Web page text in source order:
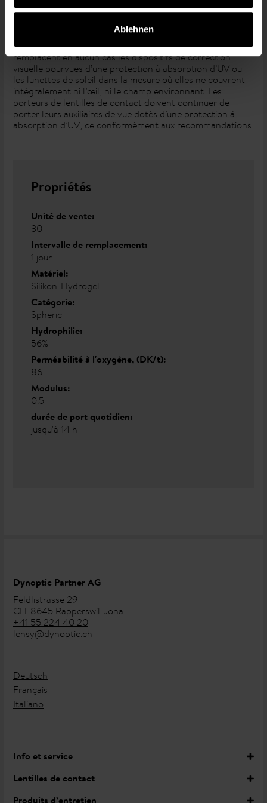
Ablehnen
* Attention : Les lentilles de contact à absorption UV ne
remplacent en aucun cas les dispositifs de correction
visuelle pourvues d’une protection à absorption d’UV ou
les lunettes de soleil dans la mesure où elles ne couvrent
intégralement ni l’œil, ni le champ environnant. Les
porteurs de lentilles de contact doivent continuer de
porter leurs auxiliaires de vue dotés d’une protection à
absorption d’UV, ce conformément aux recommandations.
Propriétés
Unité de vente:
30
Intervalle de remplacement:
1 jour
Matériel:
Silikon-Hydrogel
Catégorie:
Spheric
Hydrophilie:
56%
Perméabilité à l'oxygène, (DK/t):
86
Modulus:
0.5
durée de port quotidien:
jusqu'à 14 h
Dynoptic Partner AG
Feldlistrasse 29
CH-8645 Rapperswil-Jona
+41 55 224 40 20
lensy@dynoptic.ch
Deutsch
Français
Italiano
Info et service
Lentilles de contact